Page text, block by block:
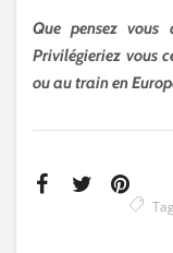
Que pensez vous
Privilégieriez vous
ou au train en